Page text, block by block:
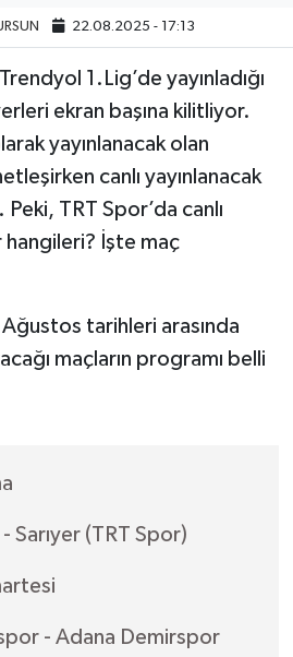
22.08.2025 - 17:13
1.Lig’de yayınladığı
ekran başına kilitliyor.
yayınlanacak olan
canlı yayınlanacak
TRT Spor’da canlı
hangileri? İşte maç
tarihleri arasında
maçların programı belli
Sarıyer (TRT Spor)
- Adana Demirspor